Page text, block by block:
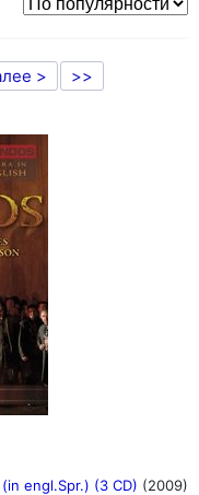
> >>
engl.Spr.) (3 CD) (2009)